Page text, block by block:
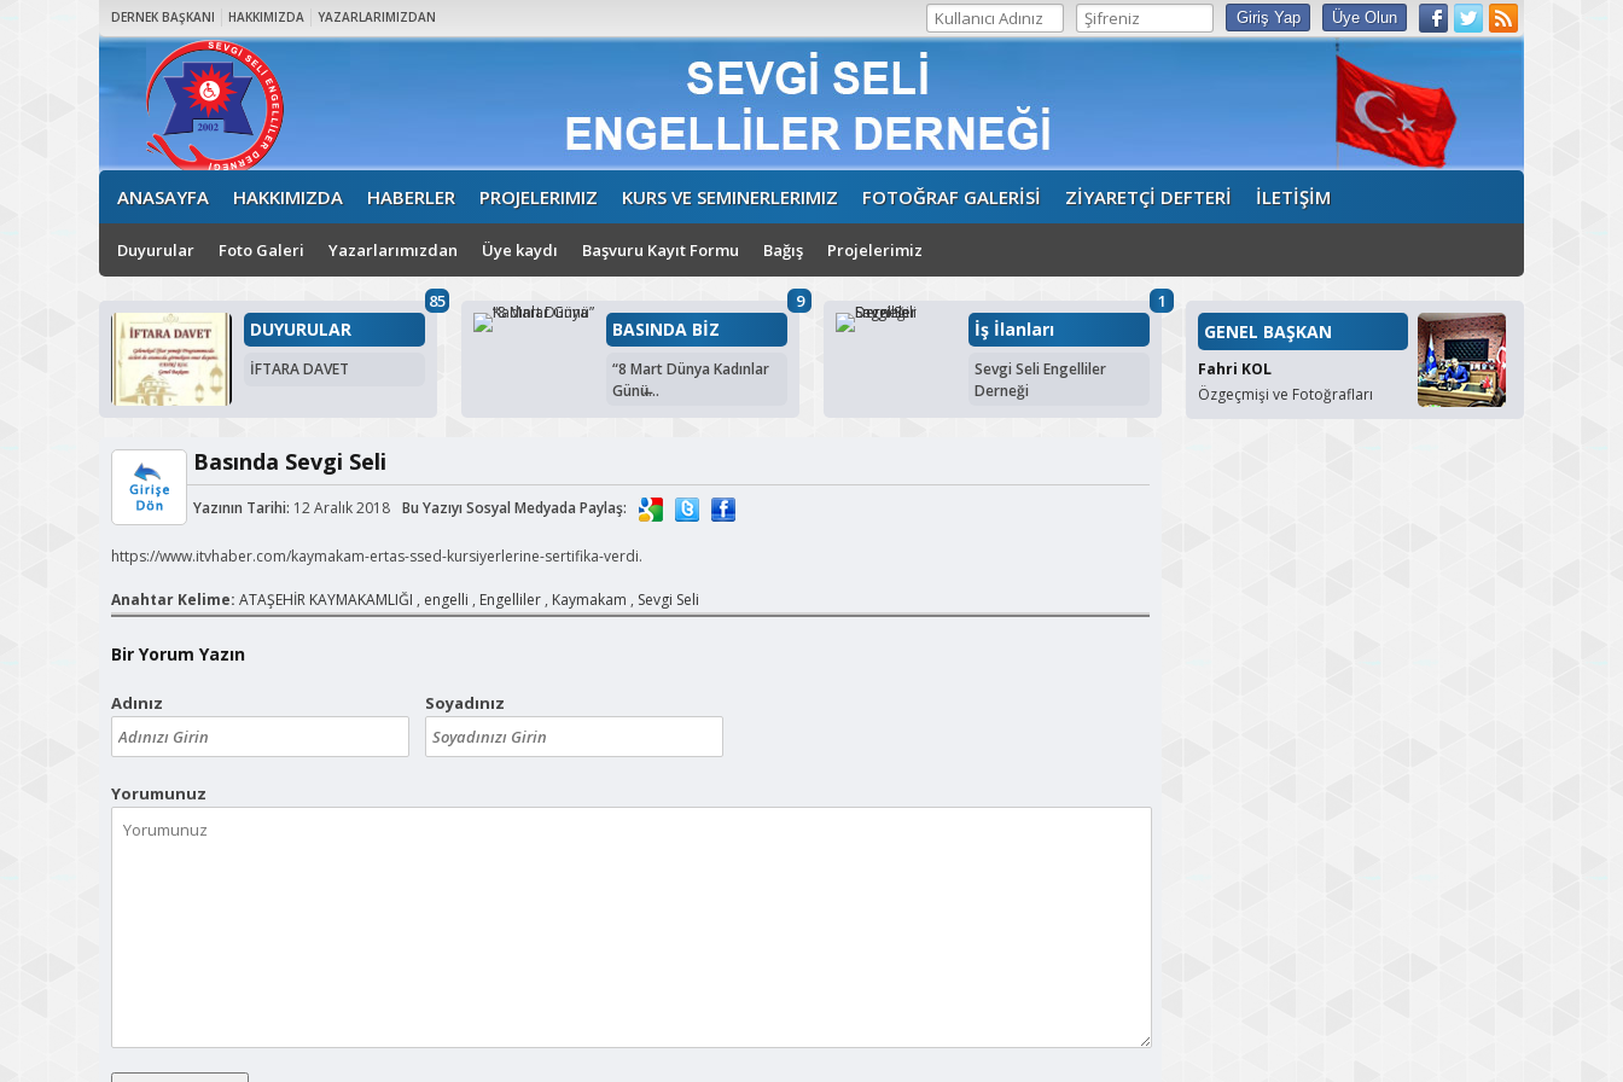
DERNEK BAŞKANI HAKKIMIZDA YAZARLARIMIZDAN
ANASAYFA HAKKIMIZDA HABERLER PROJELERIMIZ KURS VE SEMINERLERIMIZ FOTOĞRAF GALERİSİ ZİYARETÇİ DEFTERİ İLETİŞİM
Duyurular Foto Galeri Yazarlarımızdan Üye kaydı Başvuru Kayıt Formu Bağış Projelerimiz
85
DUYURULAR
İFTARA DAVET
9
BASINDA BİZ
“8 Mart Dünya Kadınlar
Günü̶...
1
İş İlanları
Sevgi Seli Engelliler
Derneği
GENEL BAŞKAN
Fahri KOL
Özgeçmişi ve Fotoğrafları
Basında Sevgi Seli
Yazının Tarihi: 12 Aralık 2018 Bu Yazıyı Sosyal Medyada Paylaş:
https://www.itvhaber.com/kaymakam-ertas-ssed-kursiyerlerine-sertifika-verdi.
Anahtar Kelime: ATAŞEHİR KAYMAKAMLIĞI , engelli , Engelliler , Kaymakam , Sevgi Seli
Bir Yorum Yazın
Adınız Soyadınız
Yorumunuz